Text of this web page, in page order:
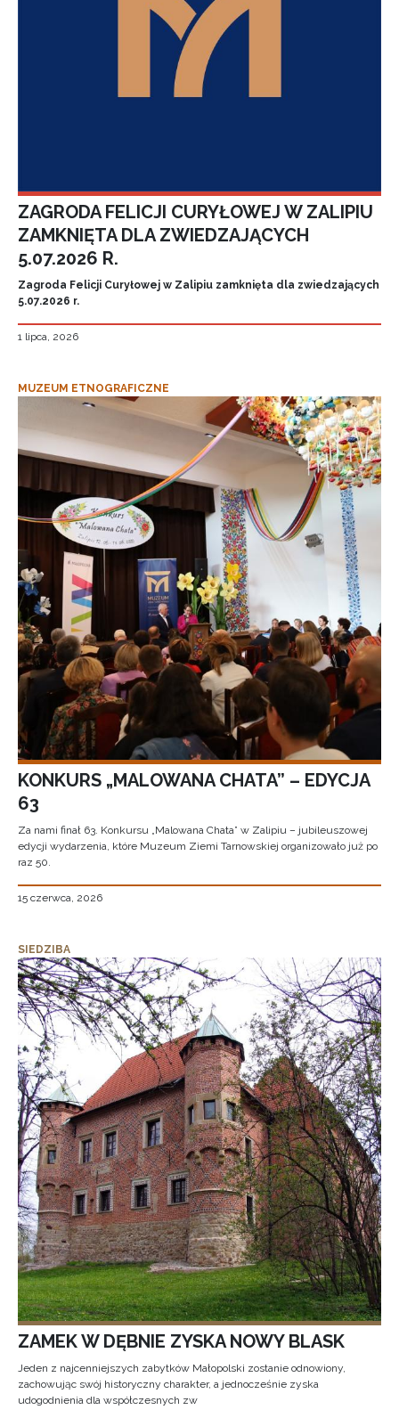
ZAGRODA FELICJI CURYŁOWEJ W ZALIPIU
ZAMKNIĘTA DLA ZWIEDZAJĄCYCH
5.07.2026 R.
Zagroda Felicji Curyłowej w Zalipiu zamknięta dla zwiedzających
5.07.2026 r.
1 lipca, 2026
MUZEUM ETNOGRAFICZNE
KONKURS „MALOWANA CHATA” – EDYCJA
63
Za nami finał 63. Konkursu „Malowana Chata” w Zalipiu – jubileuszowej
edycji wydarzenia, które Muzeum Ziemi Tarnowskiej organizowało już po
raz 50.
15 czerwca, 2026
SIEDZIBA
ZAMEK W DĘBNIE ZYSKA NOWY BLASK
Jeden z najcenniejszych zabytków Małopolski zostanie odnowiony,
zachowując swój historyczny charakter, a jednocześnie zyska
udogodnienia dla współczesnych zw